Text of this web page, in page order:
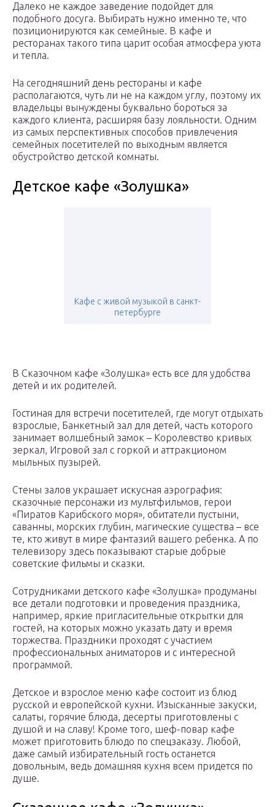
Далеко не каждое заведение подойдет для
подобного досуга. Выбирать нужно именно те, что
позиционируются как семейные. В кафе и
ресторанах такого типа царит особая атмосфера уюта
и тепла.
На сегодняшний день рестораны и кафе
располагаются, чуть ли не на каждом углу, поэтому их
владельцы вынуждены буквально бороться за
каждого клиента, расширяя базу лояльности. Одним
из самых перспективных способов привлечения
семейных посетителей по выходным является
обустройство детской комнаты.
Детское кафе «Золушка»
Кафе с живой музыкой в санкт-
петербурге
В Сказочном кафе «Золушка» есть все для удобства
детей и их родителей.
Гостиная для встречи посетителей, где могут отдыхать
взрослые, Банкетный зал для детей, часть которого
занимает волшебный замок – Королевство кривых
зеркал, Игровой зал с горкой и аттракционом
мыльных пузырей.
Стены залов украшает искусная аэрография:
сказочные персонажи из мультфильмов, герои
«Пиратов Карибского моря», обитатели пустыни,
саванны, морских глубин, магические существа – все
те, кто живут в мире фантазий вашего ребенка. А по
телевизору здесь показывают старые добрые
советские фильмы и сказки.
Сотрудниками детского кафе «Золушка» продуманы
все детали подготовки и проведения праздника,
например, яркие пригласительные открытки для
гостей, на которых можно указать дату и время
торжества. Праздники проходят с участием
профессиональных аниматоров и с интересной
программой.
Детское и взрослое меню кафе состоит из блюд
русской и европейской кухни. Изысканные закуски,
салаты, горячие блюда, десерты приготовлены с
душой и на славу! Кроме того, шеф-повар кафе
может приготовить блюдо по спецзаказу. Любой,
даже самый избирательный гость останется
довольным, ведь домашняя кухня всем придется по
душе.